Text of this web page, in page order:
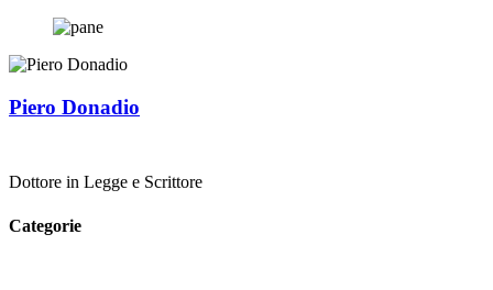
Piero Donadio
Dottore in Legge e Scrittore
Categorie